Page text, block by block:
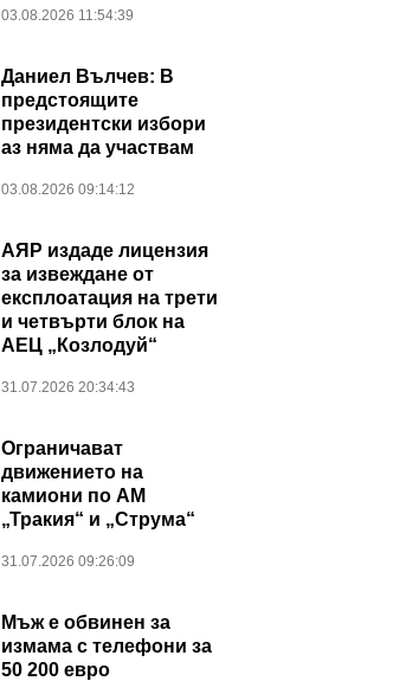
03.08.2026 11:54:39
Даниел Вълчев: В
предстоящите
президентски избори
аз няма да участвам
03.08.2026 09:14:12
АЯР издаде лицензия
за извеждане от
експлоатация на трети
и четвърти блок на
АЕЦ „Козлодуй“
31.07.2026 20:34:43
Ограничават
движението на
камиони по АМ
„Тракия“ и „Струма“
31.07.2026 09:26:09
Мъж е обвинен за
измама с телефони за
50 200 евро